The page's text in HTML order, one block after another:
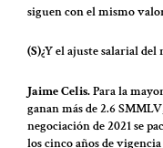
siguen con el mismo
(S)¿Y el ajuste salarial del
Jaime Celis.Para la
ganan más de 2.6
negociación de 2021 se
los cinco años de